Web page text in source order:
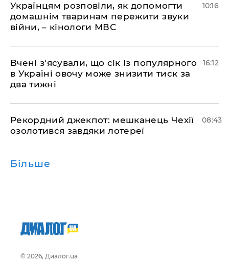
Українцям розповіли, як допомогти
домашнім тваринам пережити звуки
війни, – кінологи МВС
10:16
Вчені з'ясували, що сік із популярного
в Україні овочу може знизити тиск за
два тижні
16:12
Рекордний джекпот: мешканець Чехії
озолотився завдяки лотереї
08:43
Більше
© 2026, Диалог.ua